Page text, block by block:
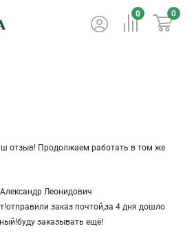
0 0
отзыв! Продолжаем работать в том же
Леонидович
заказ почтой,за 4 дня дошло
заказывать ещё!